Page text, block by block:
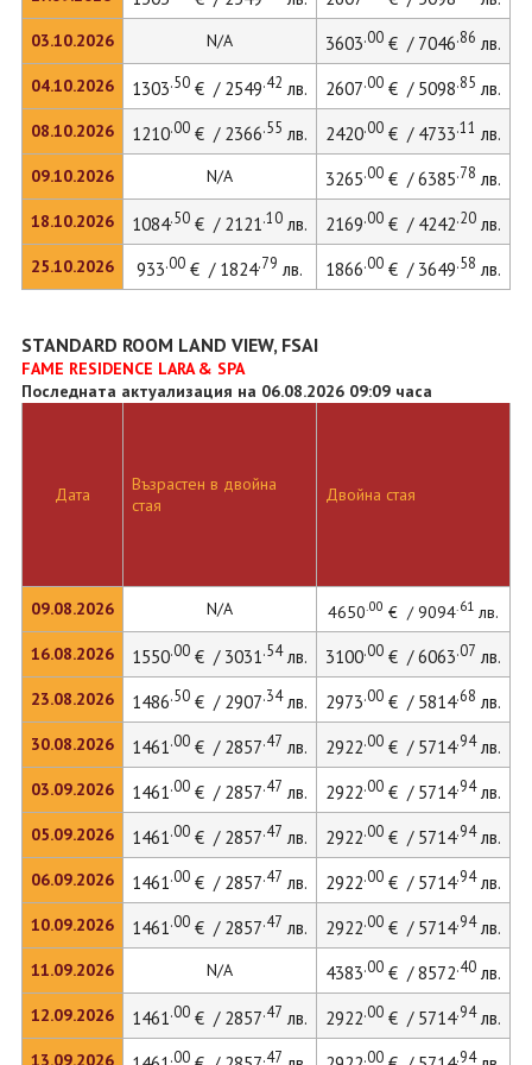
03.10.2026
04.10.2026
08.10.2026
09.10.2026
18.10.2026
25.10.2026
N/A 3603.00€ / 7046.86 лв.
1303.50€ / 2549.42 лв. 2607.00€ / 5098.85 лв.
1210.00€ / 2366.55 лв. 2420.00€ / 4733.11 лв.
N/A 3265.00€ / 6385.78 лв.
1084.50€ / 2121.10лв. 2169.00€ / 4242.20лв.
933.00€ / 1824.79 лв. 1866.00€ / 3649.58 лв.
STANDARD ROOM LAND VIEW, FSAI
FAME RESIDENCE LARA & SPA
Последната актуализация на 06.08.2026 09:09 часа
Дата
09.08.2026
16.08.2026
23.08.2026
30.08.2026
03.09.2026
05.09.2026
06.09.2026
10.09.2026
11.09.2026
12.09.2026
13.09.2026
Възрастен в двойна
стая
Двойна стая
N/A 4650.00 € / 9094.61лв.
1550.00€ / 3031.54лв. 3100.00€ / 6063.07 лв.
1486.50€ / 2907.34лв. 2973.00€ / 5814.68 лв.
1461.00€ / 2857.47 лв. 2922.00€ / 5714.94лв.
1461.00€ / 2857.47 лв. 2922.00€ / 5714.94лв.
1461.00€ / 2857.47 лв. 2922.00€ / 5714.94лв.
1461.00€ / 2857.47 лв. 2922.00€ / 5714.94лв.
1461.00€ / 2857.47 лв. 2922.00€ / 5714.94лв.
N/A 4383.00€ / 8572.40лв.
1461.00€ / 2857.47 лв. 2922.00€ / 5714.94лв.
.00 .47 .00 .94